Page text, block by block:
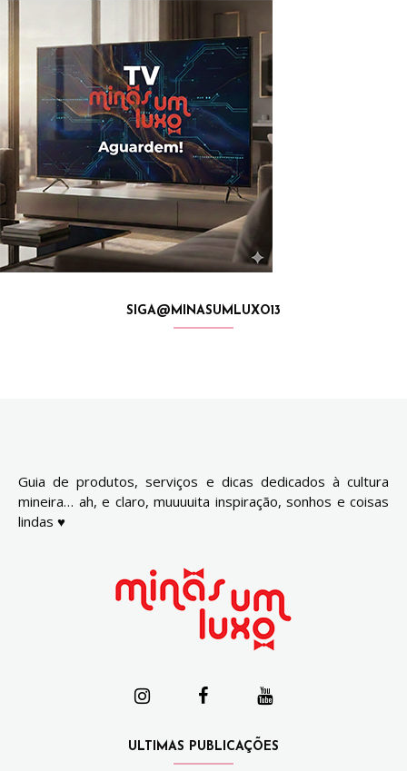
SIGA@MINASUMLUXO13
Guia de produtos, serviços e dicas dedicados à cultura
mineira… ah, e claro, muuuuita inspiração, sonhos e coisas
lindas ♥
ULTIMAS PUBLICAÇÕES